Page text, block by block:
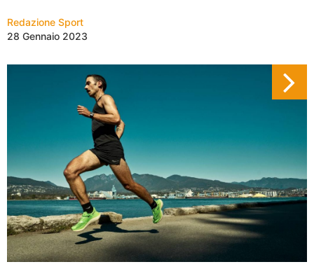
Redazione Sport
28 Gennaio 2023